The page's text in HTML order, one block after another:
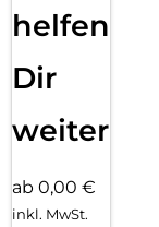
helfen
Dir
weiter
ab 0,00 €
inkl. MwSt.